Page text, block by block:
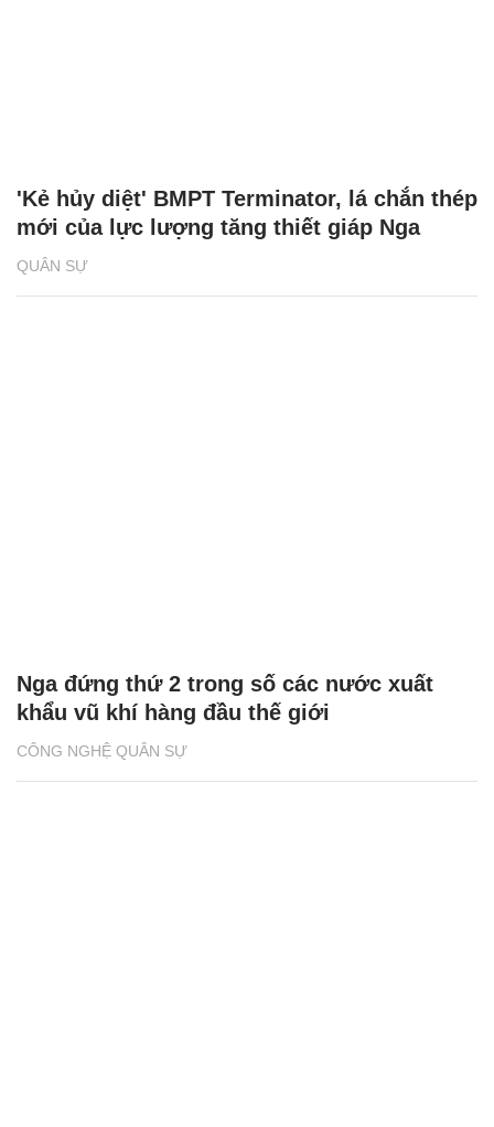
QUÂN SỰ
'Kẻ hủy diệt' BMPT Terminator, lá chắn thép
mới của lực lượng tăng thiết giáp Nga
CÔNG NGHỆ QUÂN SỰ
Nga đứng thứ 2 trong số các nước xuất
khẩu vũ khí hàng đầu thế giới